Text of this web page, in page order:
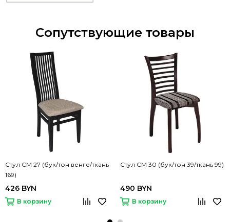
Сопутствующие товары
Стул СМ 27 (бук/тон венге/ткань
169)
426 BYN
В корзину
Стул СМ 30 (бук/тон 39/ткань 99)
490 BYN
В корзину